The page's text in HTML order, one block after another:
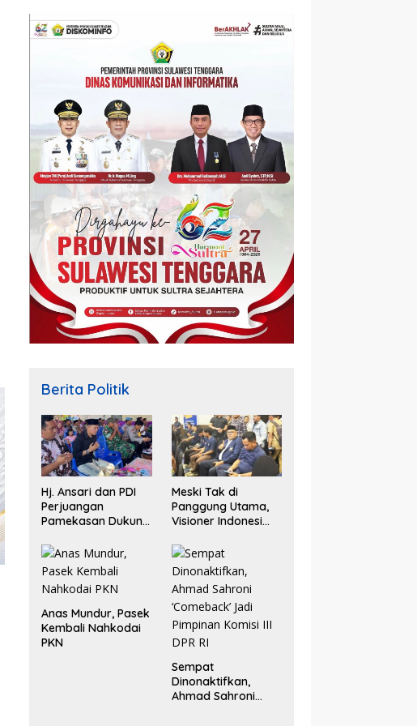
Berita Politik
Hj. Ansari dan PDI
Perjuangan
Pamekasan Dukung
Petik Laut
Meski Tak di
Panggung Utama,
Visioner Indonesi
Jadi Perhatian
Publik di Rakerwil
NasDem
Anas Mundur, Pasek
Kembali Nahkodai
PKN
Sempat
Dinonaktifkan,
Ahmad Sahroni